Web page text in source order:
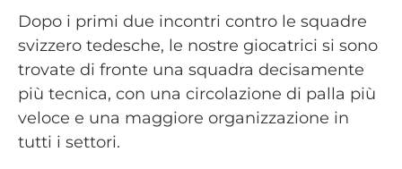
Dopo i primi due incontri contro le squadre
svizzero tedesche, le nostre giocatrici si sono
trovate di fronte una squadra decisamente
più tecnica, con una circolazione di palla più
veloce e una maggiore organizzazione in
tutti i settori.